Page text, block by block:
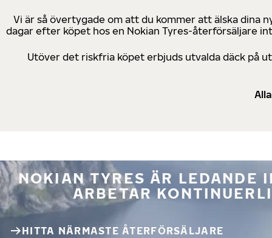
Vi är så övertygade om att du kommer att älska dina
dagar efter köpet hos en Nokian Tyres-återförsäljare
Utöver det riskfria köpet erbjuds utvalda däck på
NOKIAN TYRES ÄR LEDANDE
ARBETAR
HITTA NÄRMASTE ÅTERFÖRSÄLJARE